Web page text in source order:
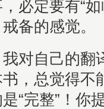
必定要有“
备的感觉。
我对自己的
，总觉得不
“完整”！你